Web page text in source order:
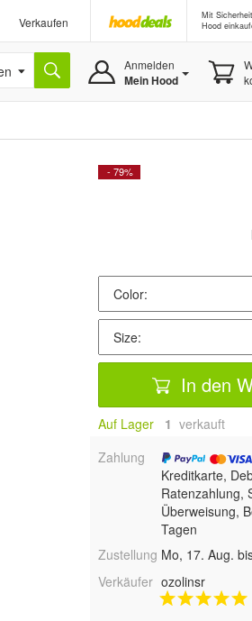
Verkaufen
Mit
Hood
Anmelden
Mein Hood
- 79%
In den
Auf Lager 1 verkauft
Zahlung
Kreditkarte,
Ratenzahlung,
Überweisung,
Tagen
Zustellung Mo, 17. Aug.
Verkäufer ozolinsr